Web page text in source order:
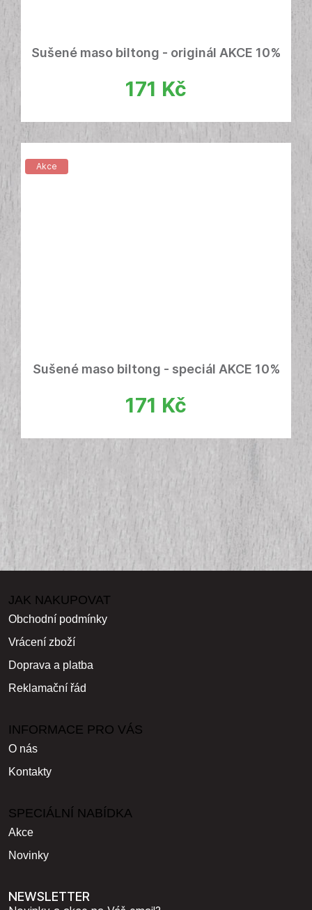
Sušené maso biltong - originál AKCE 10%
171 Kč
Akce
Sušené maso biltong - speciál AKCE 10%
171 Kč
JAK NAKUPOVAT
Obchodní podmínky
Vrácení zboží
Doprava a platba
Reklamační řád
INFORMACE PRO VÁS
O nás
Kontakty
SPECIÁLNÍ NABÍDKA
Akce
Novinky
NEWSLETTER